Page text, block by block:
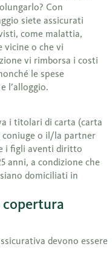
Con
siete assicurati
come malattia,
vicine o che vi
vi rimborsa i costi
le spese
l’alloggio.
i titolari di carta (carta
o il/la partner
i figli aventi diritto
anni, a condizione che
domiciliati in
copertura
devono essere